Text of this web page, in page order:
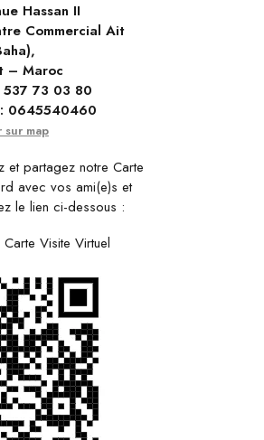
Hassan II
Commercial Ait
– Maroc
73 03 80
0645540460
sur map
et partagez notre Carte
avec vos ami(e)s et
le lien ci-dessous :
Visite Virtuel